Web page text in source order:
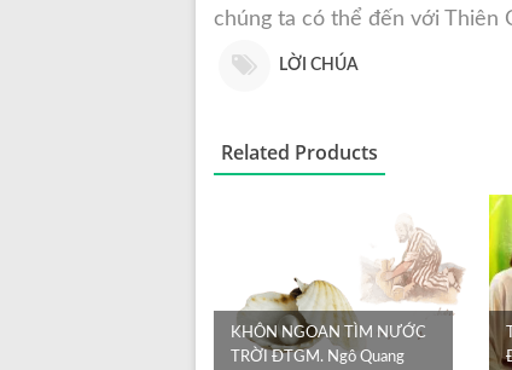
chúng ta có thể đến với Thiên
LỜI CHÚA
Related Products
KHÔN NGOAN TÌM NƯỚC
TRỜI ĐTGM. Ngô Quang